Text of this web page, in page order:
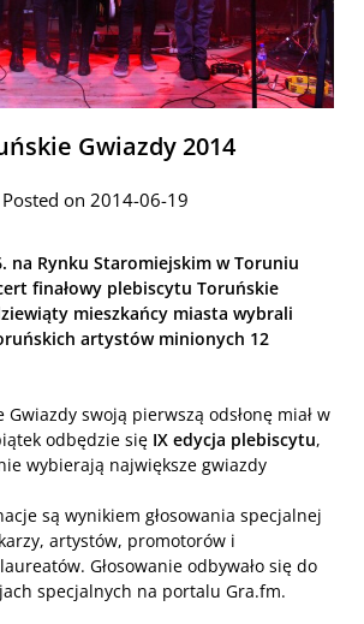
Gwiazdy 2014
Posted on 2014-06-19
na Rynku Staromiejskim w Toruniu
finałowy plebiscytu Toruńskie
mieszkańcy miasta wybrali
artystów minionych 12
Gwiazdy swoją pierwszą odsłonę miał w
odbędzie się IX edycja plebiscytu,
wybierają największe gwiazdy
są wynikiem głosowania specjalnej
artystów, promotorów i
Głosowanie odbywało się do
specjalnych na portalu Gra.fm.